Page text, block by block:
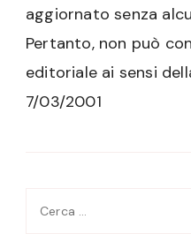
aggiornato senza
Pertanto, non può
editoriale ai sensi
7/03/2001
Ricerca